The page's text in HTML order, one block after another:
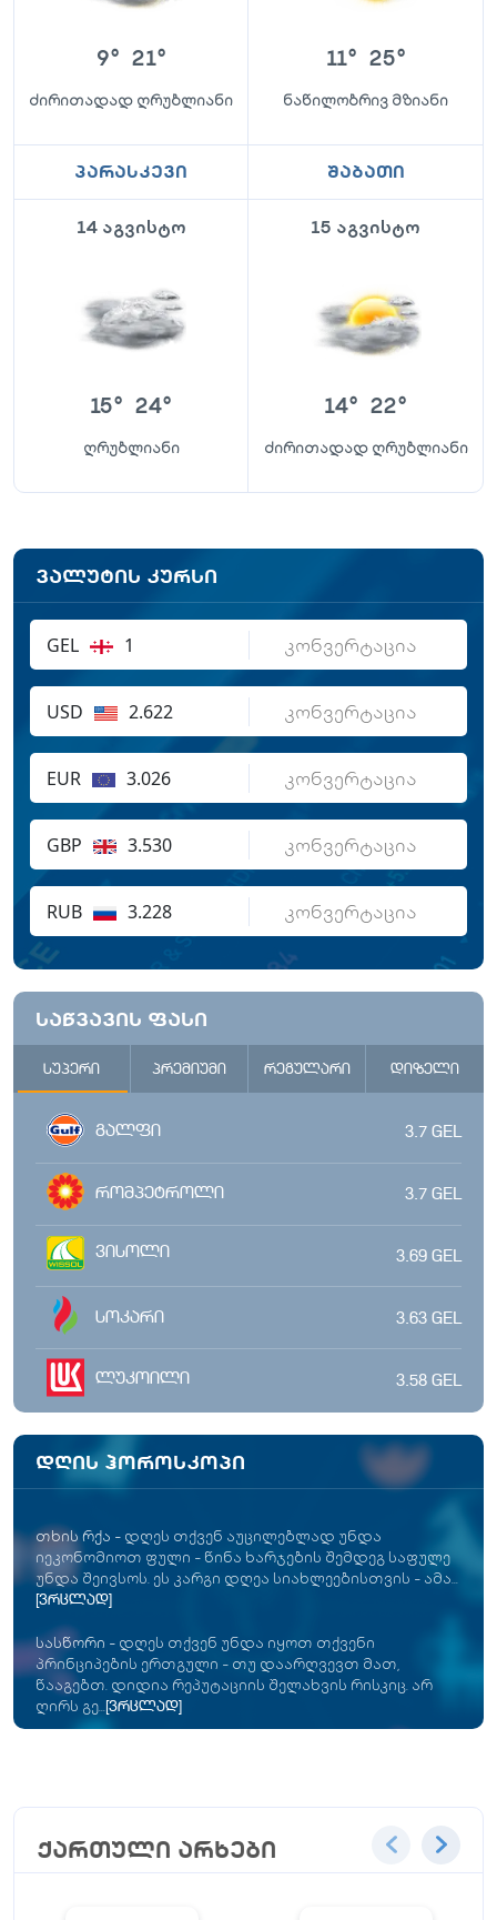
9° 21°
ძირითადად ღრუბლიანი
11° 25°
ნაწილობრივ მზიანი
პარასკევი
14 აგვისტო
15° 24°
ღრუბლიანი
შაბათი
15 აგვისტო
14° 22°
ძირითადად ღრუბლიანი
ვალუტის კურსი
GEL 1
USD 2.622
EUR 3.026
GBP 3.530
RUB 3.228
საწვავის ფასი
სუპერი პრემიუმი რეგულარი დიზელი
გალფი 3.7 GEL
რომპეტროლი 3.7 GEL
ვისოლი 3.69 GEL
სოკარი 3.63 GEL
ლუკოილი 3.58 GEL
დღის ჰოროსკოპი
თხის რქა - დღეს თქვენ აუცილებლად უნდა
იეკონომიოთ ფული - წინა ხარჯების შემდეგ საფულე
უნდა შეივსოს. ეს კარგი დღეა სიახლეებისთვის - ამა...
[ვრცლად]
სასწორი - დღეს თქვენ უნდა იყოთ თქვენი
პრინციპების ერთგული - თუ დაარღვევთ მათ,
წააგებთ. დიდია რეპუტაციის შელახვის რისკიც. არ
ღირს გე... [ვრცლად]
ქართული არხები